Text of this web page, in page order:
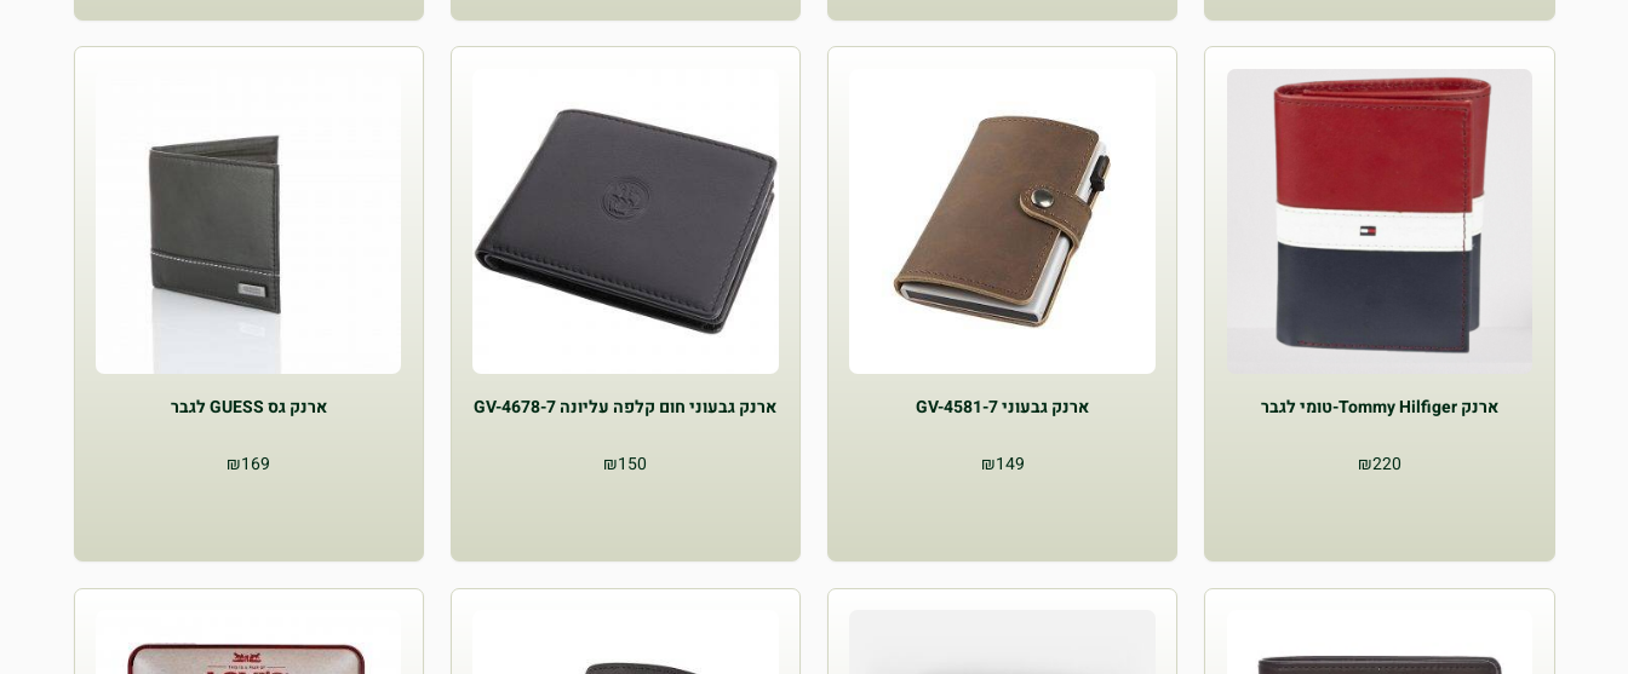
ארנק Tommy Hilfiger-טומי לגבר
₪220
ארנק גבעוני GV-4581-7
₪149
ארנק גבעוני חום קלפה עליונה GV-4678-7
₪150
ארנק גס GUESS לגבר
₪169